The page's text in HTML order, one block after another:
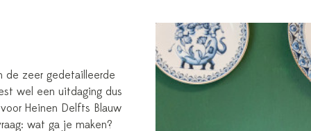
de zeer gedetailleerde
wel een uitdaging dus
Heinen Delfts Blauw
wat ga je maken?